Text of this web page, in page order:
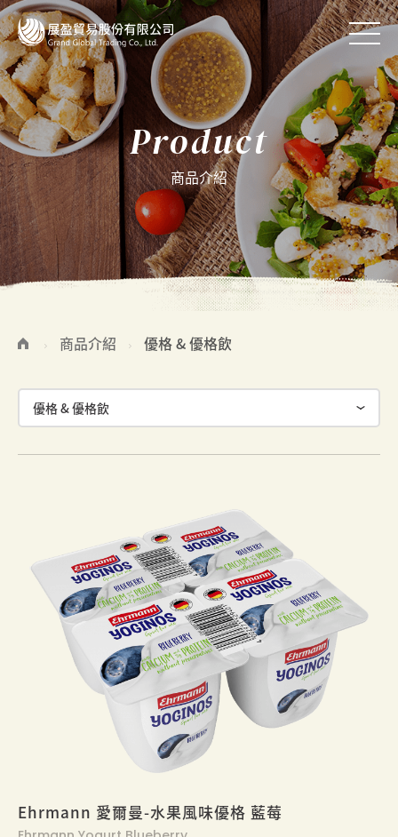
Product
商品介紹
商品介紹 優格 & 優格飲
Ehrmann 愛爾曼-水果風味優格 藍莓